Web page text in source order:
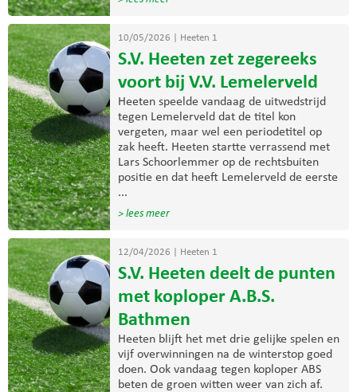
10/05/2026 Heeten 1
S.V. Heeten zet zegereeks
voort bij V.V. Lemelerveld
Heeten speelde vandaag de uitwedstrijd
tegen Lemelerveld dat de titel kon
vergeten, maar wel een periodetitel op
zak heeft. Heeten startte verrassend met
Lars Schoorlemmer op de rechtsbuiten
positie en dat heeft Lemelerveld de eerste
...
> lees meer
12/04/2026 Heeten 1
S.V. Heeten deelt de punten
met koploper A.B.S.
Bathmen
Heeten blijft het met drie gelijke spelen en
vijf overwinningen na de winterstop goed
doen. Ook vandaag tegen koploper ABS
beten de groen witten weer van zich af.